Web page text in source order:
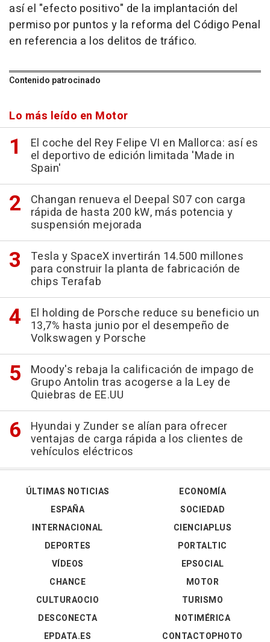
así el "efecto positivo" de la implantación del
permiso por puntos y la reforma del Código Penal
en referencia a los delitos de tráfico.
Contenido patrocinado
Lo más leído en Motor
El coche del Rey Felipe VI en Mallorca: así es
el deportivo de edición limitada 'Made in
Spain'
Changan renueva el Deepal S07 con carga
rápida de hasta 200 kW, más potencia y
suspensión mejorada
Tesla y SpaceX invertirán 14.500 millones
para construir la planta de fabricación de
chips Terafab
El holding de Porsche reduce su beneficio un
13,7% hasta junio por el desempeño de
Volkswagen y Porsche
Moody's rebaja la calificación de impago de
Grupo Antolin tras acogerse a la Ley de
Quiebras de EE.UU
Hyundai y Zunder se alían para ofrecer
ventajas de carga rápida a los clientes de
vehículos eléctricos
ÚLTIMAS NOTICIAS
ESPAÑA
INTERNACIONAL
DEPORTES
VÍDEOS
ECONOMÍA
SOCIEDAD
CIENCIAPLUS
PORTALTIC
EPSOCIAL
CHANCE
CULTURAOCIO
DESCONECTA
EPDATA.ES
MOTOR
TURISMO
NOTIMÉRICA
CONTACTOPHOTO